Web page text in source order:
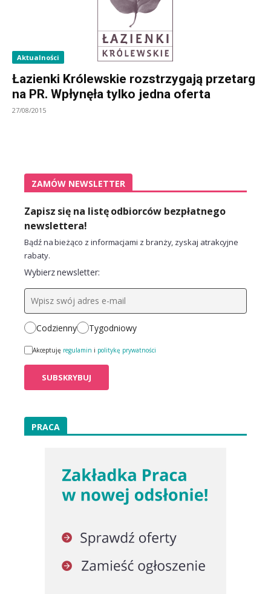
Aktualności
Łazienki Królewskie rozstrzygają przetarg
na PR. Wpłynęła tylko jedna oferta
27/08/2015
ZAMÓW NEWSLETTER
Zapisz się na listę odbiorców bezpłatnego
newslettera!
Bądź na bieżąco z informacjami z branży, zyskaj atrakcyjne
rabaty.
Wybierz newsletter:
Codzienny Tygodniowy
Akceptuję regulamin i politykę prywatności
PRACA